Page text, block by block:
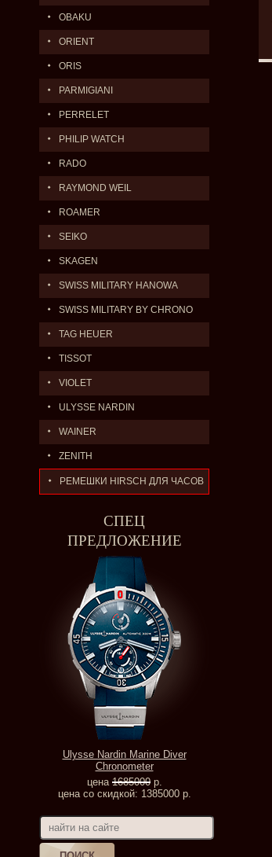
OBAKU
ORIENT
ORIS
PARMIGIANI
PERRELET
PHILIP WATCH
RADO
RAYMOND WEIL
ROAMER
SEIKO
SKAGEN
SWISS MILITARY HANOWA
SWISS MILITARY BY CHRONO
TAG HEUER
TISSOT
VIOLET
ULYSSE NARDIN
WAINER
ZENITH
РЕМЕШКИ HIRSCH ДЛЯ ЧАСОВ
СПЕЦ
ПРЕДЛОЖЕНИЕ
Ulysse Nardin Marine Diver
Chronometer
цена 1685000р.
цена со скидкой: 1385000 р.
со скидкой